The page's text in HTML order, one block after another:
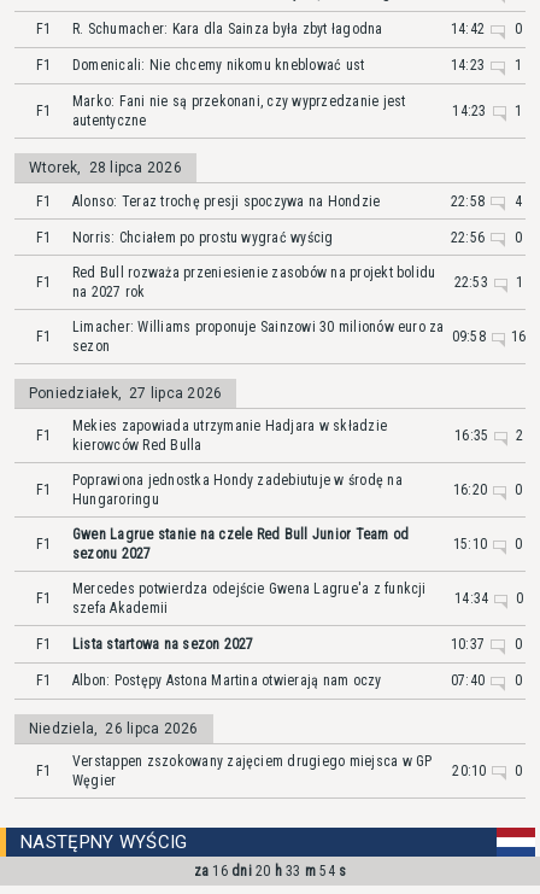
F1 R. Schumacher: Kara dla Sainza była zbyt łagodna 14:42 0
F1 Domenicali: Nie chcemy nikomu kneblować ust 14:23 1
F1
Marko: Fani nie są przekonani, czy wyprzedzanie jest
autentyczne
14:23 1
Wtorek,
28 lipca 2026
F1
Alonso: Teraz trochę presji spoczywa na Hondzie 22:58 4
F1 Norris: Chciałem po prostu wygrać wyścig 22:56 0
F1
Red Bull rozważa przeniesienie zasobów na projekt bolidu
na 2027 rok
22:53 1
F1
Limacher: Williams proponuje Sainzowi 30 milionów euro za
sezon
09:58 16
Poniedziałek, 27 lipca 2026
F1
Mekies zapowiada utrzymanie Hadjara w składzie
kierowców Red Bulla
16:35 2
F1
Poprawiona jednostka Hondy zadebiutuje w środę na
Hungaroringu
16:20 0
F1
Gwen Lagrue stanie na czele Red Bull Junior Team od
sezonu 2027
15:10 0
F1
Mercedes potwierdza odejście Gwena Lagrue'a z funkcji
szefa Akademii
14:34 0
F1 Lista startowa na sezon 2027 10:37 0
F1 Albon: Postępy Astona Martina otwierają nam oczy 07:40 0
Niedziela, 26 lipca 2026
F1
Verstappen zszokowany zajęciem drugiego miejsca w GP
Węgier
20:10 0
NASTĘPNY WYŚCIG
za 16 dni20 h33 m 54 s